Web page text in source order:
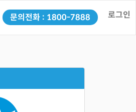
로그인
문의전화 : 1800-7888